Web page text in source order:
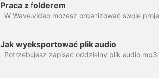
Praca z folderem
Jak wyeksportować plik audio